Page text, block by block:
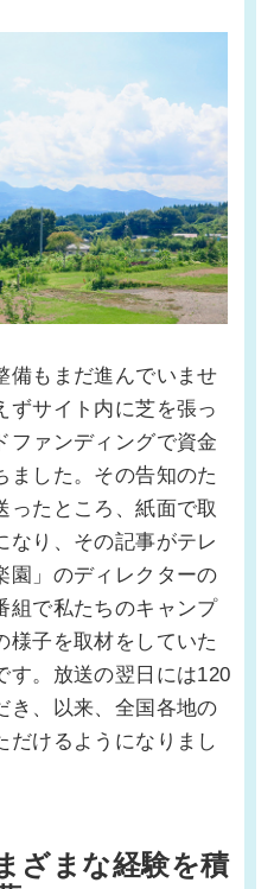
備もまだ進んでいませ
ずサイト内に芝を張っ
ファンディングで資金
ました。その告知のた
ったところ、紙面で取
なり、その記事がテレ
園」のディレクターの
組で私たちのキャンプ
様子を取材をしていた
す。放送の翌日には120
き、以来、全国各地の
だけるようになりまし
ざまな経験を積